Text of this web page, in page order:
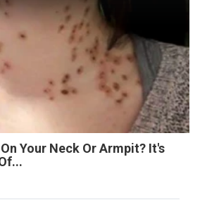
Your Neck Or Armpit? It's